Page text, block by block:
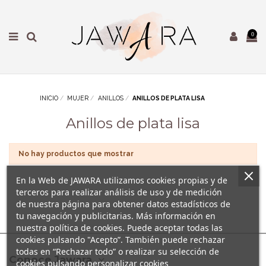
0
INICIO MUJER ANILLOS ANILLOS DE PLATA LISA
Anillos de plata lisa
No hay productos que mostrar
Conoce Jawara
En la Web de JAWARA utilizamos cookies propias y de
terceros para realizar análisis de uso y de medición
de nuestra página para obtener datos estadísticos de
tu navegación y publicitarias. Más información en
nuestra política de cookies. Puede aceptar todas las
cookies pulsando "Acepto”. También puede rechazar
todas en “Rechazar todo” o realizar su selección de
cookies pulsando personalizar cookies